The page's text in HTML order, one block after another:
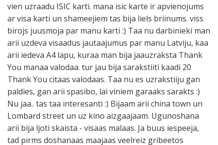
vien uzraadu ISIC karti. mana isic karte ir apvienojums
ar visa karti un shameejiem tas bija liels briinums. viss
birojs juusmoja par manu karti :) Taa nu darbinieki man
arii uzdeva visaadus jautaajumus par manu Latviju, kaa
arii iedeva A4 lapu, kuraa man bija jaauzraksta Thank
You manaa valodaa. tur jau bija sarakstiiti kaadi 20
Thank You citaas valodaas. Taa nu es uzrakstiiju gan
paldies, gan arii spasibo, lai viniem garaaks sarakts :)
Nu jaa.. tas taa interesanti :) Bijaam arii china town un
Lombard street un uz kino aizgaajaam. Ugunoshana
arii bija ljoti skaista - visaas malaas. Ja buus iespeeja,
tad pirms doshanaas maajaas veelreiz gribeetos